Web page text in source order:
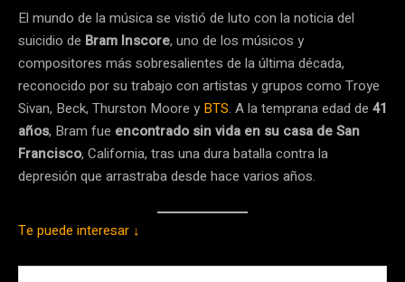
El mundo de la música se vistió de luto con la noticia del
suicidio de Bram Inscore, uno de los músicos y
compositores más sobresalientes de la última década,
reconocido por su trabajo con artistas y grupos como Troye
Sivan, Beck, Thurston Moore y BTS. A la temprana edad de 41
años, Bram fue encontrado sin vida en su casa de San
Francisco, California, tras una dura batalla contra la
depresión que arrastraba desde hace varios años.
Te puede interesar ↓